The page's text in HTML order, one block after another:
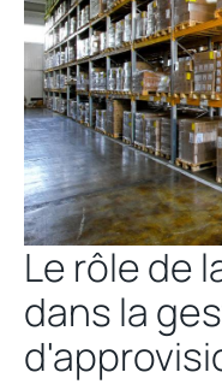
Le rôle de
dans la